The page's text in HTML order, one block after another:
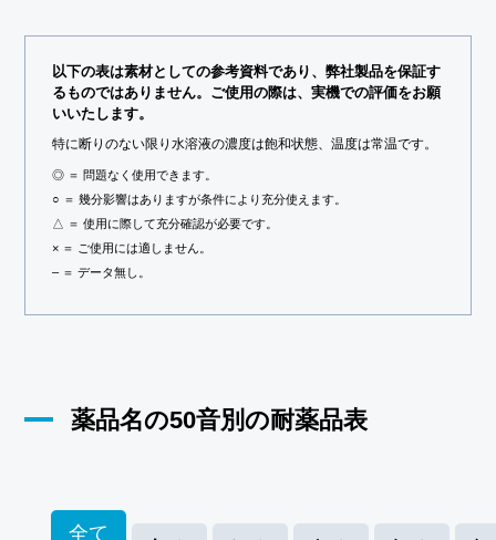
以下の表は素材としての参考資料であり、弊社製品を保証す
るものではありません。ご使用の際は、実機での評価をお願
いいたします。
特に断りのない限り水溶液の濃度は飽和状態、温度は常温です。
◎ ＝ 問題なく使用できます。
○ ＝ 幾分影響はありますが条件により充分使えます。
△ ＝ 使用に際して充分確認が必要です。
× ＝ ご使用には適しません。
– ＝ データ無し。
薬品名の50音別の耐薬品表
全て